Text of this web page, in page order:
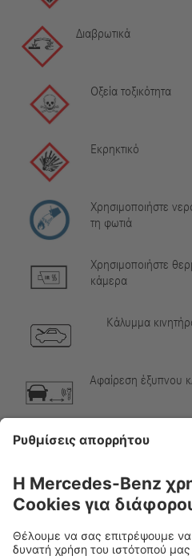
Διαβρωτικά
Οξεία τοξικότητα
Εκρηκτικό
Χρησιμοποιήστε
τη φωτιά
Χρησιμοποιήστε
κάμερα
Κάλυμμα
Αφαίρεση έξυπνου
Αέριο κλιματιστικού
Προειδοποίηση,